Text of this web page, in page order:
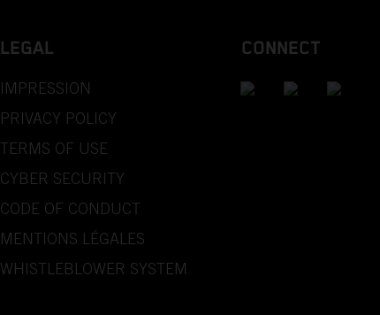
LEGAL
IMPRESSION
PRIVACY POLICY
TERMS OF USE
CYBER SECURITY
CODE OF CONDUCT
MENTIONS LÉGALES
WHISTLEBLOWER SYSTEM
CONNECT